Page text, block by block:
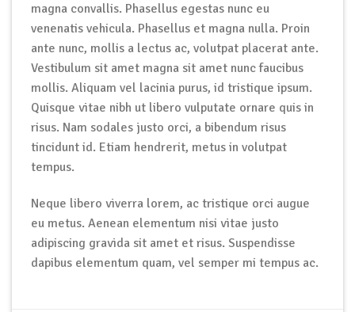
magna convallis. Phasellus egestas nunc eu
venenatis vehicula. Phasellus et magna nulla. Proin
ante nunc, mollis a lectus ac, volutpat placerat ante.
Vestibulum sit amet magna sit amet nunc faucibus
mollis. Aliquam vel lacinia purus, id tristique ipsum.
Quisque vitae nibh ut libero vulputate ornare quis in
risus. Nam sodales justo orci, a bibendum risus
tincidunt id. Etiam hendrerit, metus in volutpat
tempus.
Neque libero viverra lorem, ac tristique orci augue
eu metus. Aenean elementum nisi vitae justo
adipiscing gravida sit amet et risus. Suspendisse
dapibus elementum quam, vel semper mi tempus ac.